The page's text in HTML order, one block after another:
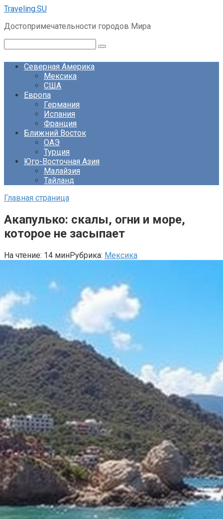
Перейти
контенту
Traveling.SU
Достопримечательности городов Мира
Северная Америка
Мексика
США
Европа
Германия
Испания
Франция
Ближний Восток
ОАЭ
Турция
Юго-Восточная Азия
Малайзия
Тайланд
Главная страница
Акапулько: скалы, огни и море,
которое не засыпает
На чтение: 14 минРубрика: Мексика